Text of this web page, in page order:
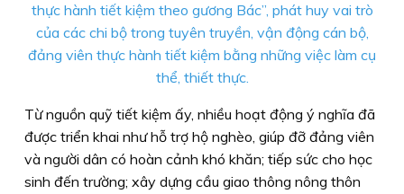
thực hành tiết kiệm theo gương Bác”, phát huy vai trò
của các chi bộ trong tuyên truyền, vận động cán bộ,
đảng viên thực hành tiết kiệm bằng những việc làm cụ
thể, thiết thực.
Từ nguồn quỹ tiết kiệm ấy, nhiều hoạt động ý nghĩa đã
được triển khai như hỗ trợ hộ nghèo, giúp đỡ đảng viên
và người dân có hoàn cảnh khó khăn; tiếp sức cho học
sinh đến trường; xây dựng cầu giao thông nông thôn